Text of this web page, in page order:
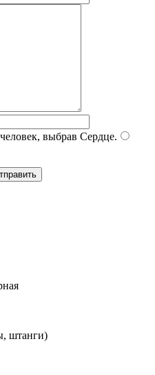
выбрав Сердце.
штанги)